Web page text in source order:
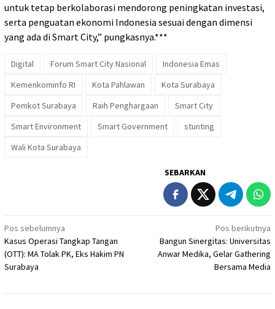
untuk tetap berkolaborasi mendorong peningkatan investasi,
serta penguatan ekonomi Indonesia sesuai dengan dimensi
yang ada di Smart City,” pungkasnya.***
Digital Forum Smart City Nasional
Indonesia Emas
Kemenkominfo RI
Kota Pahlawan
Kota Surabaya
Pemkot Surabaya
Raih Penghargaan
Smart City
Smart Environment
Smart Government
stunting
Wali Kota Surabaya
SEBARKAN
Navigasi
pos
Pos sebelumnya
Kasus Operasi Tangkap Tangan
(OTT): MA Tolak PK, Eks Hakim PN
Surabaya
Pos berikutnya
Bangun Sinergitas: Universitas
Anwar Medika, Gelar Gathering
Bersama Media